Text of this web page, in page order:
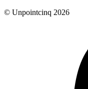
© Unpointcinq 2026